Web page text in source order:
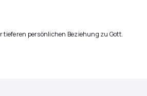
tieferen persönlichen Beziehung zu Gott.